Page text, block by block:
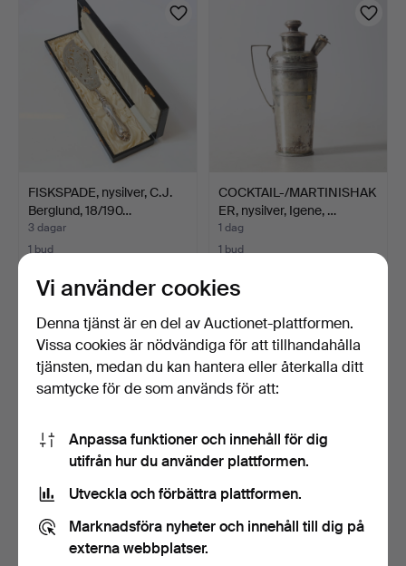
FISKSPADE, nysilver, C.J.
Berglund, 18/190…
3 dagar
1 bud
COCKTAIL-/MARTINISHAK
ER, nysilver, Igene, …
1 dag
1 bud
VÄSKBYGEL, nysilver med
stenar, 1900-tal.
3 dagar
Värdering
Vi använder cookies
Denna tjänst är en del av Auctionet-plattformen.
Vissa cookies är nödvändiga för att tillhandahålla
tjänsten, medan du kan hantera eller återkalla ditt
samtycke för de som används för att:
Anpassa funktioner och innehåll för dig
utifrån hur du använder plattformen.
Utveckla och förbättra plattformen.
Marknadsföra nyheter och innehåll till dig på
externa webbplatser.